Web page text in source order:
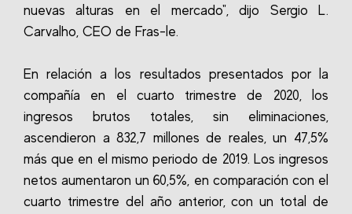
nuevas alturas en el mercado", dijo Sergio L.
Carvalho, CEO de Fras-le.
En relación a los resultados presentados por la
compañía en el cuarto trimestre de 2020, los
ingresos brutos totales, sin eliminaciones,
ascendieron a 832,7 millones de reales, un 47,5%
más que en el mismo periodo de 2019. Los ingresos
netos aumentaron un 60,5%, en comparación con el
cuarto trimestre del año anterior, con un total de